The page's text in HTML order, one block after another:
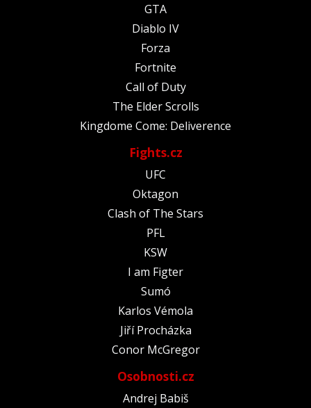
GTA
Diablo IV
Forza
Fortnite
Call of Duty
The Elder Scrolls
Kingdome Come: Deliverence
Fights.cz
UFC
Oktagon
Clash of The Stars
PFL
KSW
I am Figter
Sumó
Karlos Vémola
Jiří Procházka
Conor McGregor
Osobnosti.cz
Andrej Babiš